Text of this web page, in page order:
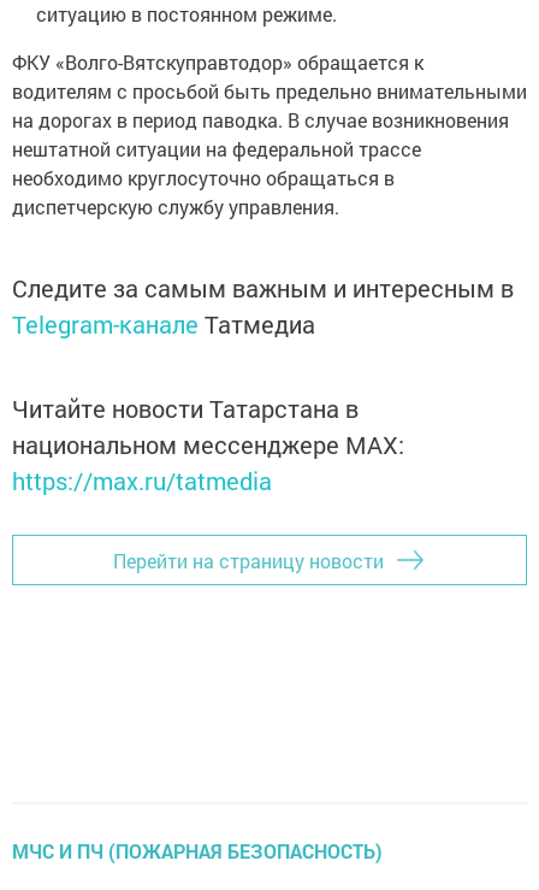
ситуацию в постоянном режиме.
ФКУ «Волго-Вятскуправтодор» обращается к
водителям с просьбой быть предельно внимательными
на дорогах в период паводка. В случае возникновения
нештатной ситуации на федеральной трассе
необходимо круглосуточно обращаться в
диспетчерскую службу управления.
Следите за самым важным и интересным в
Telegram-канале Татмедиа
Читайте новости Татарстана в
национальном мессенджере MАХ:
https://max.ru/tatmedia
Перейти на страницу новости
МЧС И ПЧ (ПОЖАРНАЯ БЕЗОПАСНОСТЬ)